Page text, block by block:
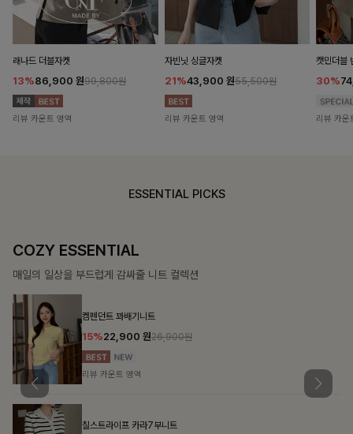
래나드 더블자켓
13%86,900 원99,800원
리뷰 카운트 영역
자빈닛 싱글자켓
21%43,900 원55,500원
리뷰 카운트 영역
캣민더블
30%
리뷰 카운
ESSENTIAL PICKS
COZY ESSENTIAL
매일의 일상을 부드럽게 감싸줄 니트 컬렉션
켐펜던트 꽈배기니트
15%22,900 원26,900원
리뷰 카운트 영역
칠스트라이프 카라7부니트